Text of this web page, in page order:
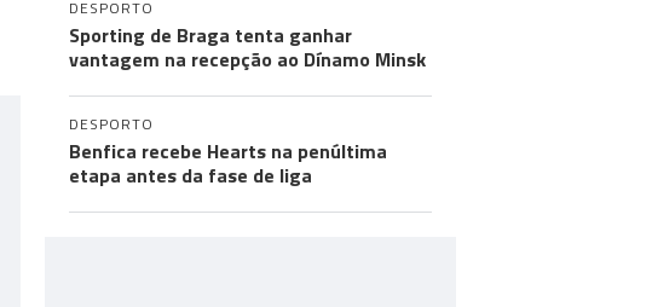
DESPORTO
Sporting de Braga tenta ganhar
vantagem na recepção ao Dínamo Minsk
DESPORTO
Benfica recebe Hearts na penúltima
etapa antes da fase de liga